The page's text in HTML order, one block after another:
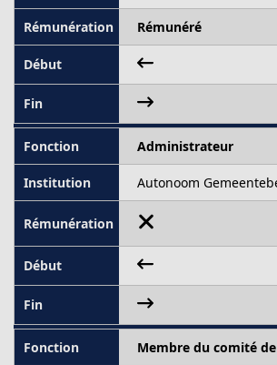
Rémunéré
Administrateur
Autonoom
Membre du comité